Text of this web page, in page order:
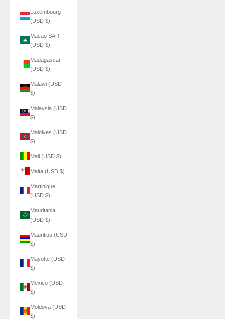
Luxembourg
(USD $)
Macao SAR
(USD $)
Madagascar
(USD $)
Malawi (USD
$)
Malaysia (USD
$)
Maldives (USD
$)
Mali (USD $)
Malta (USD $)
Martinique
(USD $)
Mauritania
(USD $)
Mauritius (USD
$)
Mayotte (USD
$)
Mexico (USD
$)
Moldova (USD
$)